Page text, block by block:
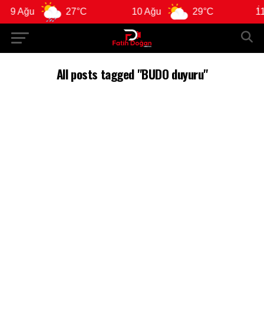
9 Ağu 27°C 10 Ağu 29°C 11
All posts tagged "BUDO duyuru"